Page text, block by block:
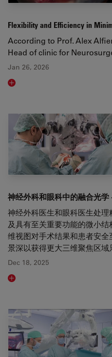
Flexibility and Efficiency in
According to Prof. Alex
Head of clinic for
Jan 26, 2026
Read article
神经外科和眼科中的融合光学
神经外科医生和眼科医生处
及具有至关重要功能的微小
维视图对手术结果和患者安
景深以获得更大三维聚焦区
Dec 18, 2025
Read article